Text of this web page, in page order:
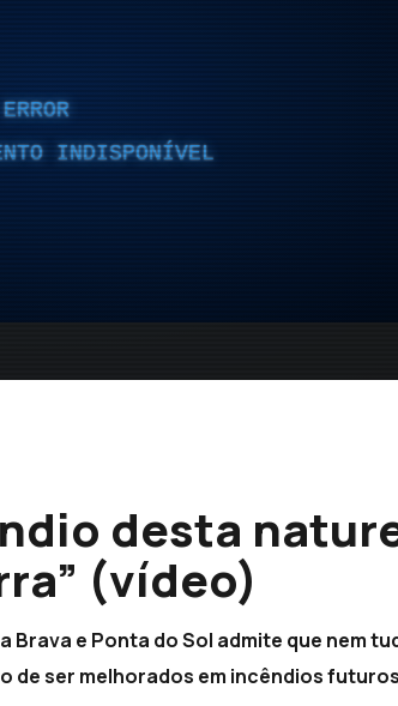
INDISPONÍVEL
desta
(vídeo)
Brava e Ponta do Sol admite que nem
de ser melhorados em incêndios